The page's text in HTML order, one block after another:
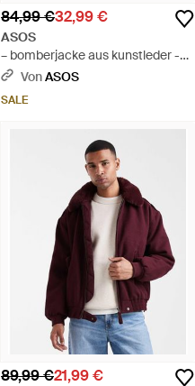
84,99 €32,99 €
ASOS
– bomberjacke aus kunstleder -
GrauVonASOS
SALE
89,99 €21,99 €